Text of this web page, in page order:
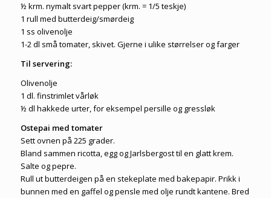
½ krm. nymalt svart pepper (krm. = 1/5 teskje)
1 rull med butterdeig/smørdeig
1 ss olivenolje
1-2 dl små tomater, skivet. Gjerne i ulike størrelser og farger
Til servering:
Olivenolje
1 dl. finstrimlet vårløk
½ dl hakkede urter, for eksempel persille og gressløk
Ostepai med tomater
Sett ovnen på 225 grader.
Bland sammen ricotta, egg og Jarlsbergost til en glatt krem.
Salte og pepre.
Rull ut butterdeigen på en stekeplate med bakepapir. Prikk i
bunnen med en gaffel og pensle med olje rundt kantene. Bred